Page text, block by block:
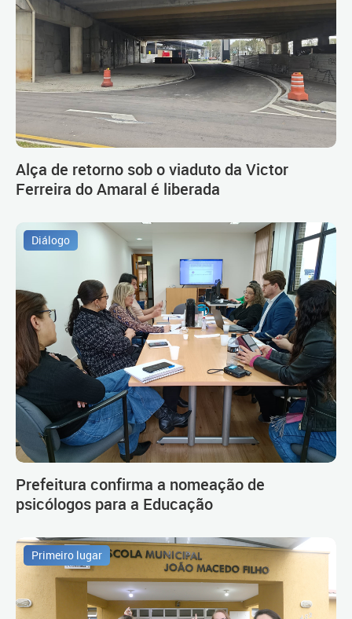
Alça de retorno sob o viaduto da Victor
Ferreira do Amaral é liberada
Diálogo
Prefeitura confirma a nomeação de
psicólogos para a Educação
Primeiro lugar